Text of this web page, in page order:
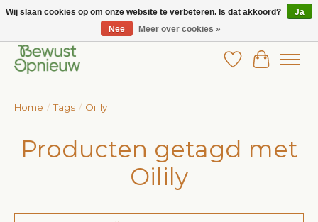
Wij bieden het grootste aanbod in betaalbare kinderkleding!
Verlanglijst
Home / Tags / Oilily
Producten getagd met
Oilily
Wij slaan cookies op om onze website te verbeteren. Is dat akkoord?
Ja
Nee
Meer over cookies »